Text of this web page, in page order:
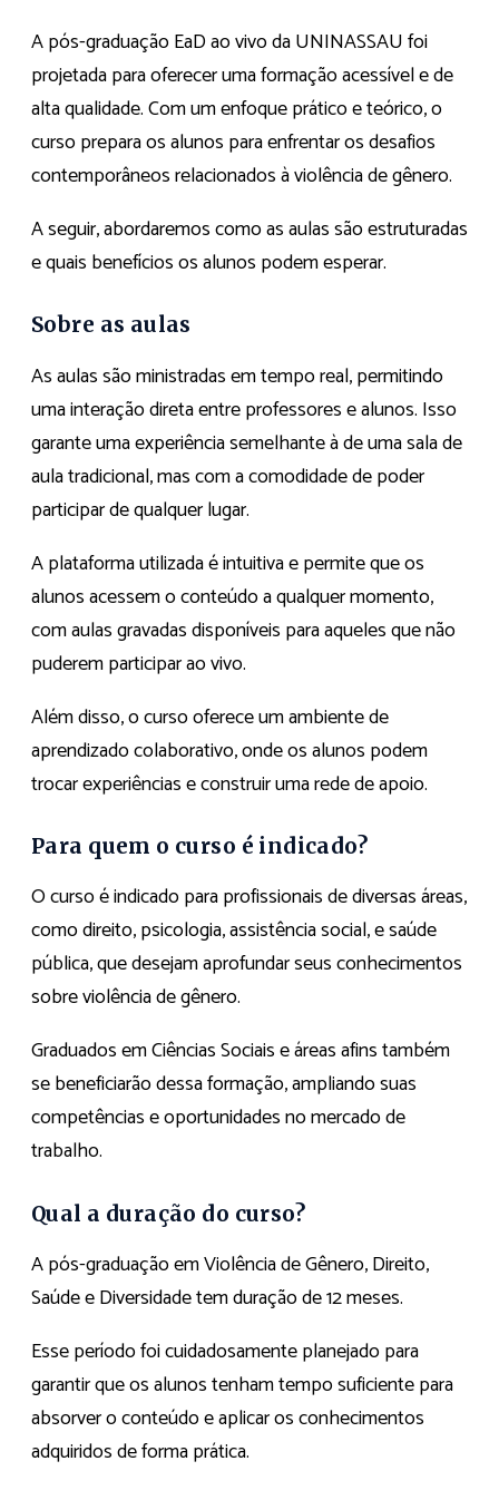
A pós-graduação EaD ao vivo da UNINASSAU foi
projetada para oferecer uma formação acessível e de
alta qualidade. Com um enfoque prático e teórico, o
curso prepara os alunos para enfrentar os desafios
contemporâneos relacionados à violência de gênero.
A seguir, abordaremos como as aulas são estruturadas
e quais benefícios os alunos podem esperar.
Sobre as aulas
As aulas são ministradas em tempo real, permitindo
uma interação direta entre professores e alunos. Isso
garante uma experiência semelhante à de uma sala de
aula tradicional, mas com a comodidade de poder
participar de qualquer lugar.
A plataforma utilizada é intuitiva e permite que os
alunos acessem o conteúdo a qualquer momento,
com aulas gravadas disponíveis para aqueles que não
puderem participar ao vivo.
Além disso, o curso oferece um ambiente de
aprendizado colaborativo, onde os alunos podem
trocar experiências e construir uma rede de apoio.
Para quem o curso é indicado?
O curso é indicado para profissionais de diversas áreas,
como direito, psicologia, assistência social, e saúde
pública, que desejam aprofundar seus conhecimentos
sobre violência de gênero.
Graduados em Ciências Sociais e áreas afins também
se beneficiarão dessa formação, ampliando suas
competências e oportunidades no mercado de
trabalho.
Qual a duração do curso?
A pós-graduação em Violência de Gênero, Direito,
Saúde e Diversidade tem duração de 12 meses.
Esse período foi cuidadosamente planejado para
garantir que os alunos tenham tempo suficiente para
absorver o conteúdo e aplicar os conhecimentos
adquiridos de forma prática.